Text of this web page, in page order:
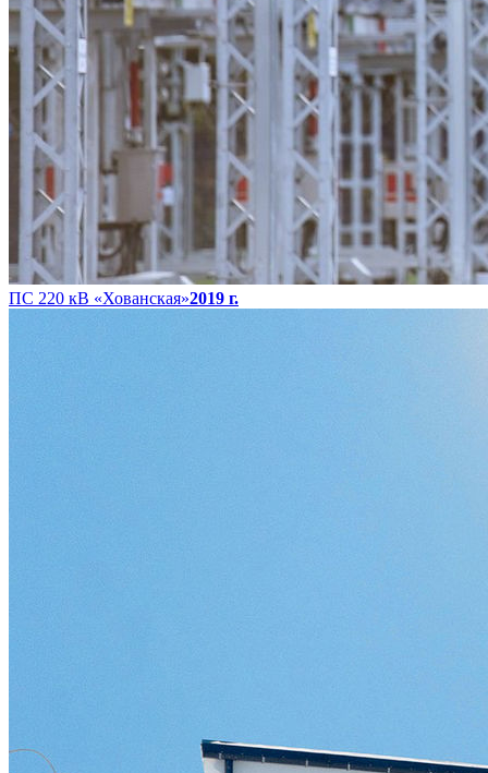
ПС 220 кВ «Хованская»2019 г.